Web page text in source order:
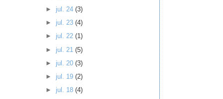
► jul. 24 (3)
► jul. 23 (4)
► jul. 22 (1)
► jul. 21 (5)
► jul. 20 (3)
► jul. 19 (2)
► jul. 18 (4)